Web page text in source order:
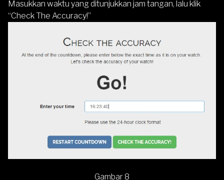
Masukkan waktu yang ditunjukkan jam tangan, lalu klik
“Check The Accuracy!”
Gambar 8